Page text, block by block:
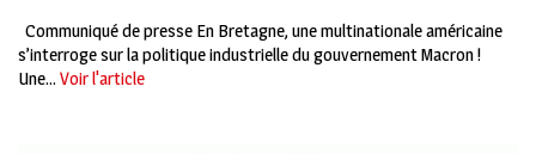
Communiqué de presse En Bretagne, une multinationale américaine
s’interroge sur la politique industrielle du gouvernement Macron !
Une... Voir l'article